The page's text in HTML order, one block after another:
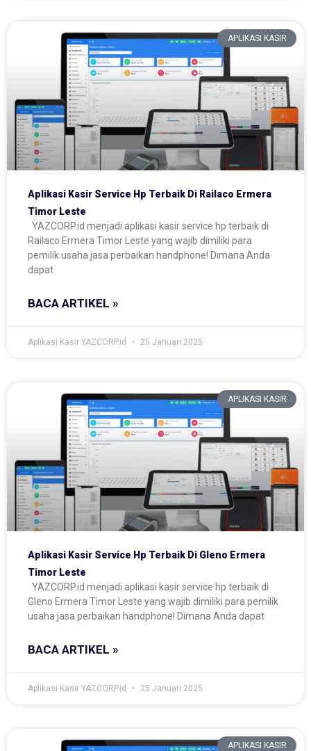
APLIKASI KASIR
Aplikasi Kasir Service Hp Terbaik Di Railaco Ermera
Timor Leste
YAZCORP.id menjadi aplikasi kasir service hp terbaik di
Railaco Ermera Timor Leste yang wajib dimiliki para
pemilik usaha jasa perbaikan handphone! Dimana Anda
dapat
BACA ARTIKEL »
Aplikasi Kasir YAZCORP.id 25 Januari 2025
APLIKASI KASIR
Aplikasi Kasir Service Hp Terbaik Di Gleno Ermera
Timor Leste
YAZCORP.id menjadi aplikasi kasir service hp terbaik di
Gleno Ermera Timor Leste yang wajib dimiliki para pemilik
usaha jasa perbaikan handphone! Dimana Anda dapat
BACA ARTIKEL »
Aplikasi Kasir YAZCORP.id 25 Januari 2025
APLIKASI KASIR